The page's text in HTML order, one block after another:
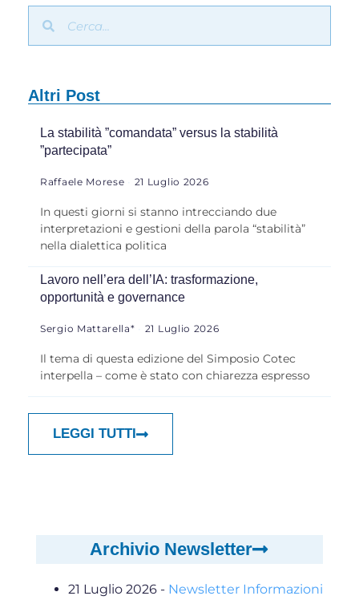
Altri Post
La stabilità ”comandata” versus la stabilità
”partecipata”
Raffaele Morese 21 Luglio 2026
In questi giorni si stanno intrecciando due
interpretazioni e gestioni della parola “stabilità”
nella dialettica politica
Lavoro nell’era dell’IA: trasformazione,
opportunità e governance
Sergio Mattarella* 21 Luglio 2026
Il tema di questa edizione del Simposio Cotec
interpella – come è stato con chiarezza espresso
LEGGI TUTTI
Archivio Newsletter
21 Luglio 2026 - Newsletter Informazioni